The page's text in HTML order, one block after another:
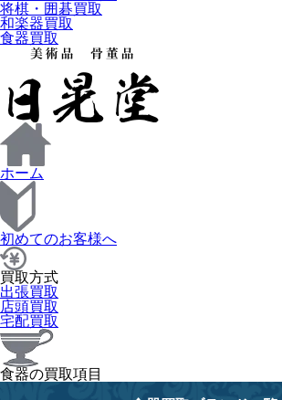
将棋・囲碁買取
和楽器買取
食器買取
ホーム
初めてのお客様へ
買取方式
出張買取
店頭買取
宅配買取
食器の買取項目